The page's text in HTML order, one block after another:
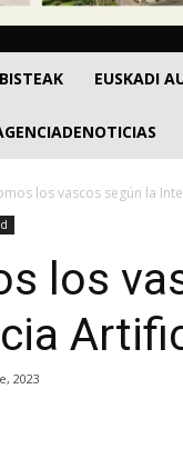
EUSKADI
los vascos según la
los
2023